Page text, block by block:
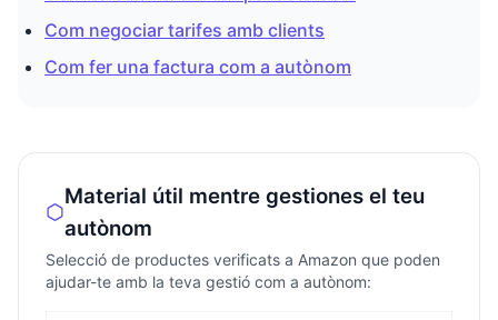
Com negociar tarifes amb clients
Com fer una factura com a autònom
Material útil mentre gestiones el teu
autònom
Selecció de productes verificats a Amazon que poden
ajudar-te amb la teva gestió com a autònom: